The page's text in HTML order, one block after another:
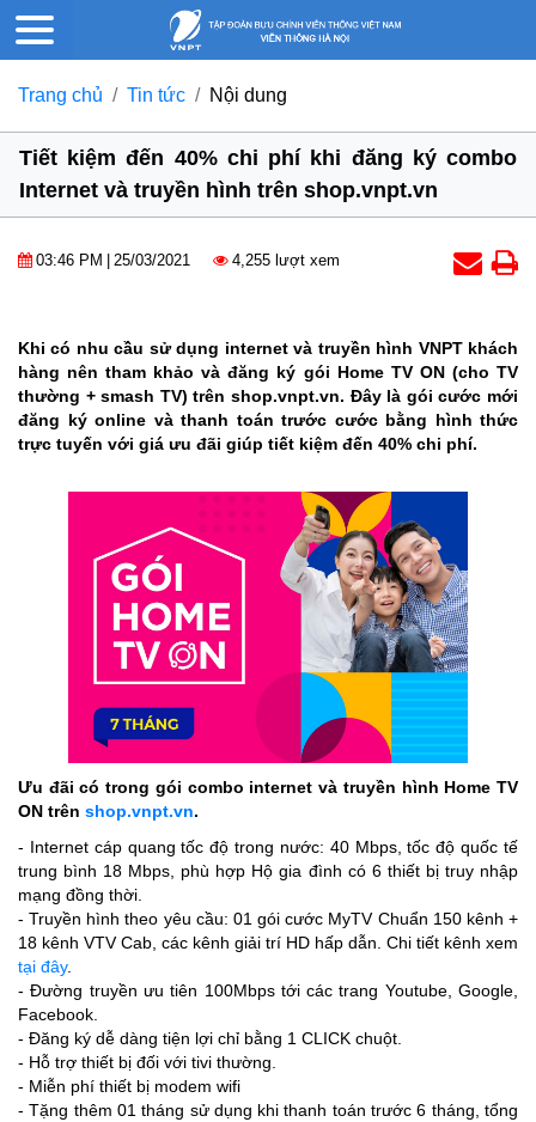
Trang chủ Tin tức Nội dung
Tiết kiệm đến 40% chi phí khi đăng ký combo
Internet và truyền hình trên shop.vnpt.vn
03:46 PM 25/03/2021 4,255 lượt xem
Khi có nhu cầu sử dụng internet và truyền hình VNPT khách
hàng nên tham khảo và đăng ký gói Home TV ON (cho TV
thường + smash TV) trên shop.vnpt.vn. Đây là gói cước mới
đăng ký online và thanh toán trước cước bằng hình thức
trực tuyến với giá ưu đãi giúp tiết kiệm đến 40% chi phí.
Ưu đãi có trong gói combo internet và truyền hình Home TV
ON trên shop.vnpt.vn.
- Internet cáp quang tốc độ trong nước: 40 Mbps, tốc độ quốc tế
trung bình 18 Mbps, phù hợp Hộ gia đình có 6 thiết bị truy nhập
mạng đồng thời.
- Truyền hình theo yêu cầu: 01 gói cước MyTV Chuẩn 150 kênh +
18 kênh VTV Cab, các kênh giải trí HD hấp dẫn. Chi tiết kênh xem
tại đây.
- Đường truyền ưu tiên 100Mbps tới các trang Youtube, Google,
Facebook.
- Đăng ký dễ dàng tiện lợi chỉ bằng 1 CLICK chuột.
- Hỗ trợ thiết bị đối với tivi thường.
- Miễn phí thiết bị modem wifi
- Tặng thêm 01 tháng sử dụng khi thanh toán trước 6 tháng, tổng